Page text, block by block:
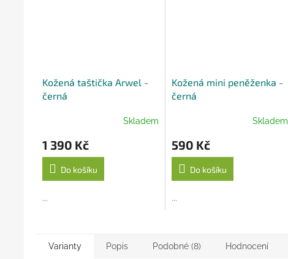
Kožená taštička Arwel -
černá
Skladem
1 390 Kč
Do košíku
...
Kožená mini peněženka -
černá
Skladem
590 Kč
Do košíku
...
Varianty Popis Podobné (8) Hodnocení